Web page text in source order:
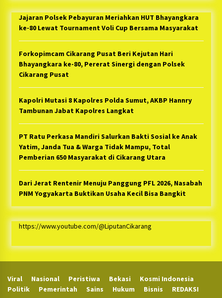
Jajaran Polsek Pebayuran Meriahkan HUT Bhayangkara
ke-80 Lewat Tournament Voli Cup Bersama Masyarakat
Forkopimcam Cikarang Pusat Beri Kejutan Hari
Bhayangkara ke-80, Pererat Sinergi dengan Polsek
Cikarang Pusat
Kapolri Mutasi 8 Kapolres Polda Sumut, AKBP Hannry
Tambunan Jabat Kapolres Langkat
PT Ratu Perkasa Mandiri Salurkan Bakti Sosial ke Anak
Yatim, Janda Tua & Warga Tidak Mampu, Total
Pemberian 650 Masyarakat di Cikarang Utara
Dari Jerat Rentenir Menuju Panggung PFL 2026, Nasabah
PNM Yogyakarta Buktikan Usaha Kecil Bisa Bangkit
https://www.youtube.com/@LiputanCikarang
Viral Nasional Peristiwa Bekasi
Kosmi Indonesia
Politik
Pemerintah Sains Hukum Bisnis REDAKSI